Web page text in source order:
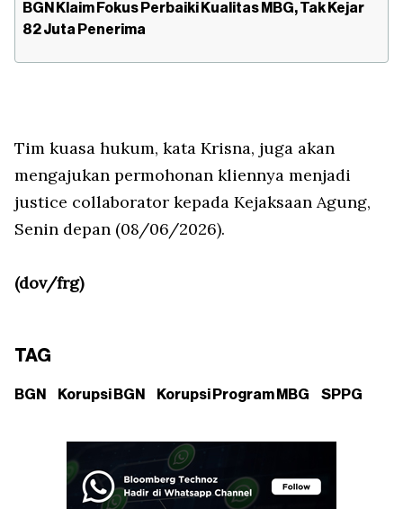
BGN Klaim Fokus Perbaiki Kualitas MBG, Tak Kejar
82 Juta Penerima
Tim kuasa hukum, kata Krisna, juga akan
mengajukan permohonan kliennya menjadi
justice collaborator kepada Kejaksaan Agung,
Senin depan (08/06/2026).
(dov/frg)
TAG
BGN Korupsi BGN Korupsi Program MBG SPPG